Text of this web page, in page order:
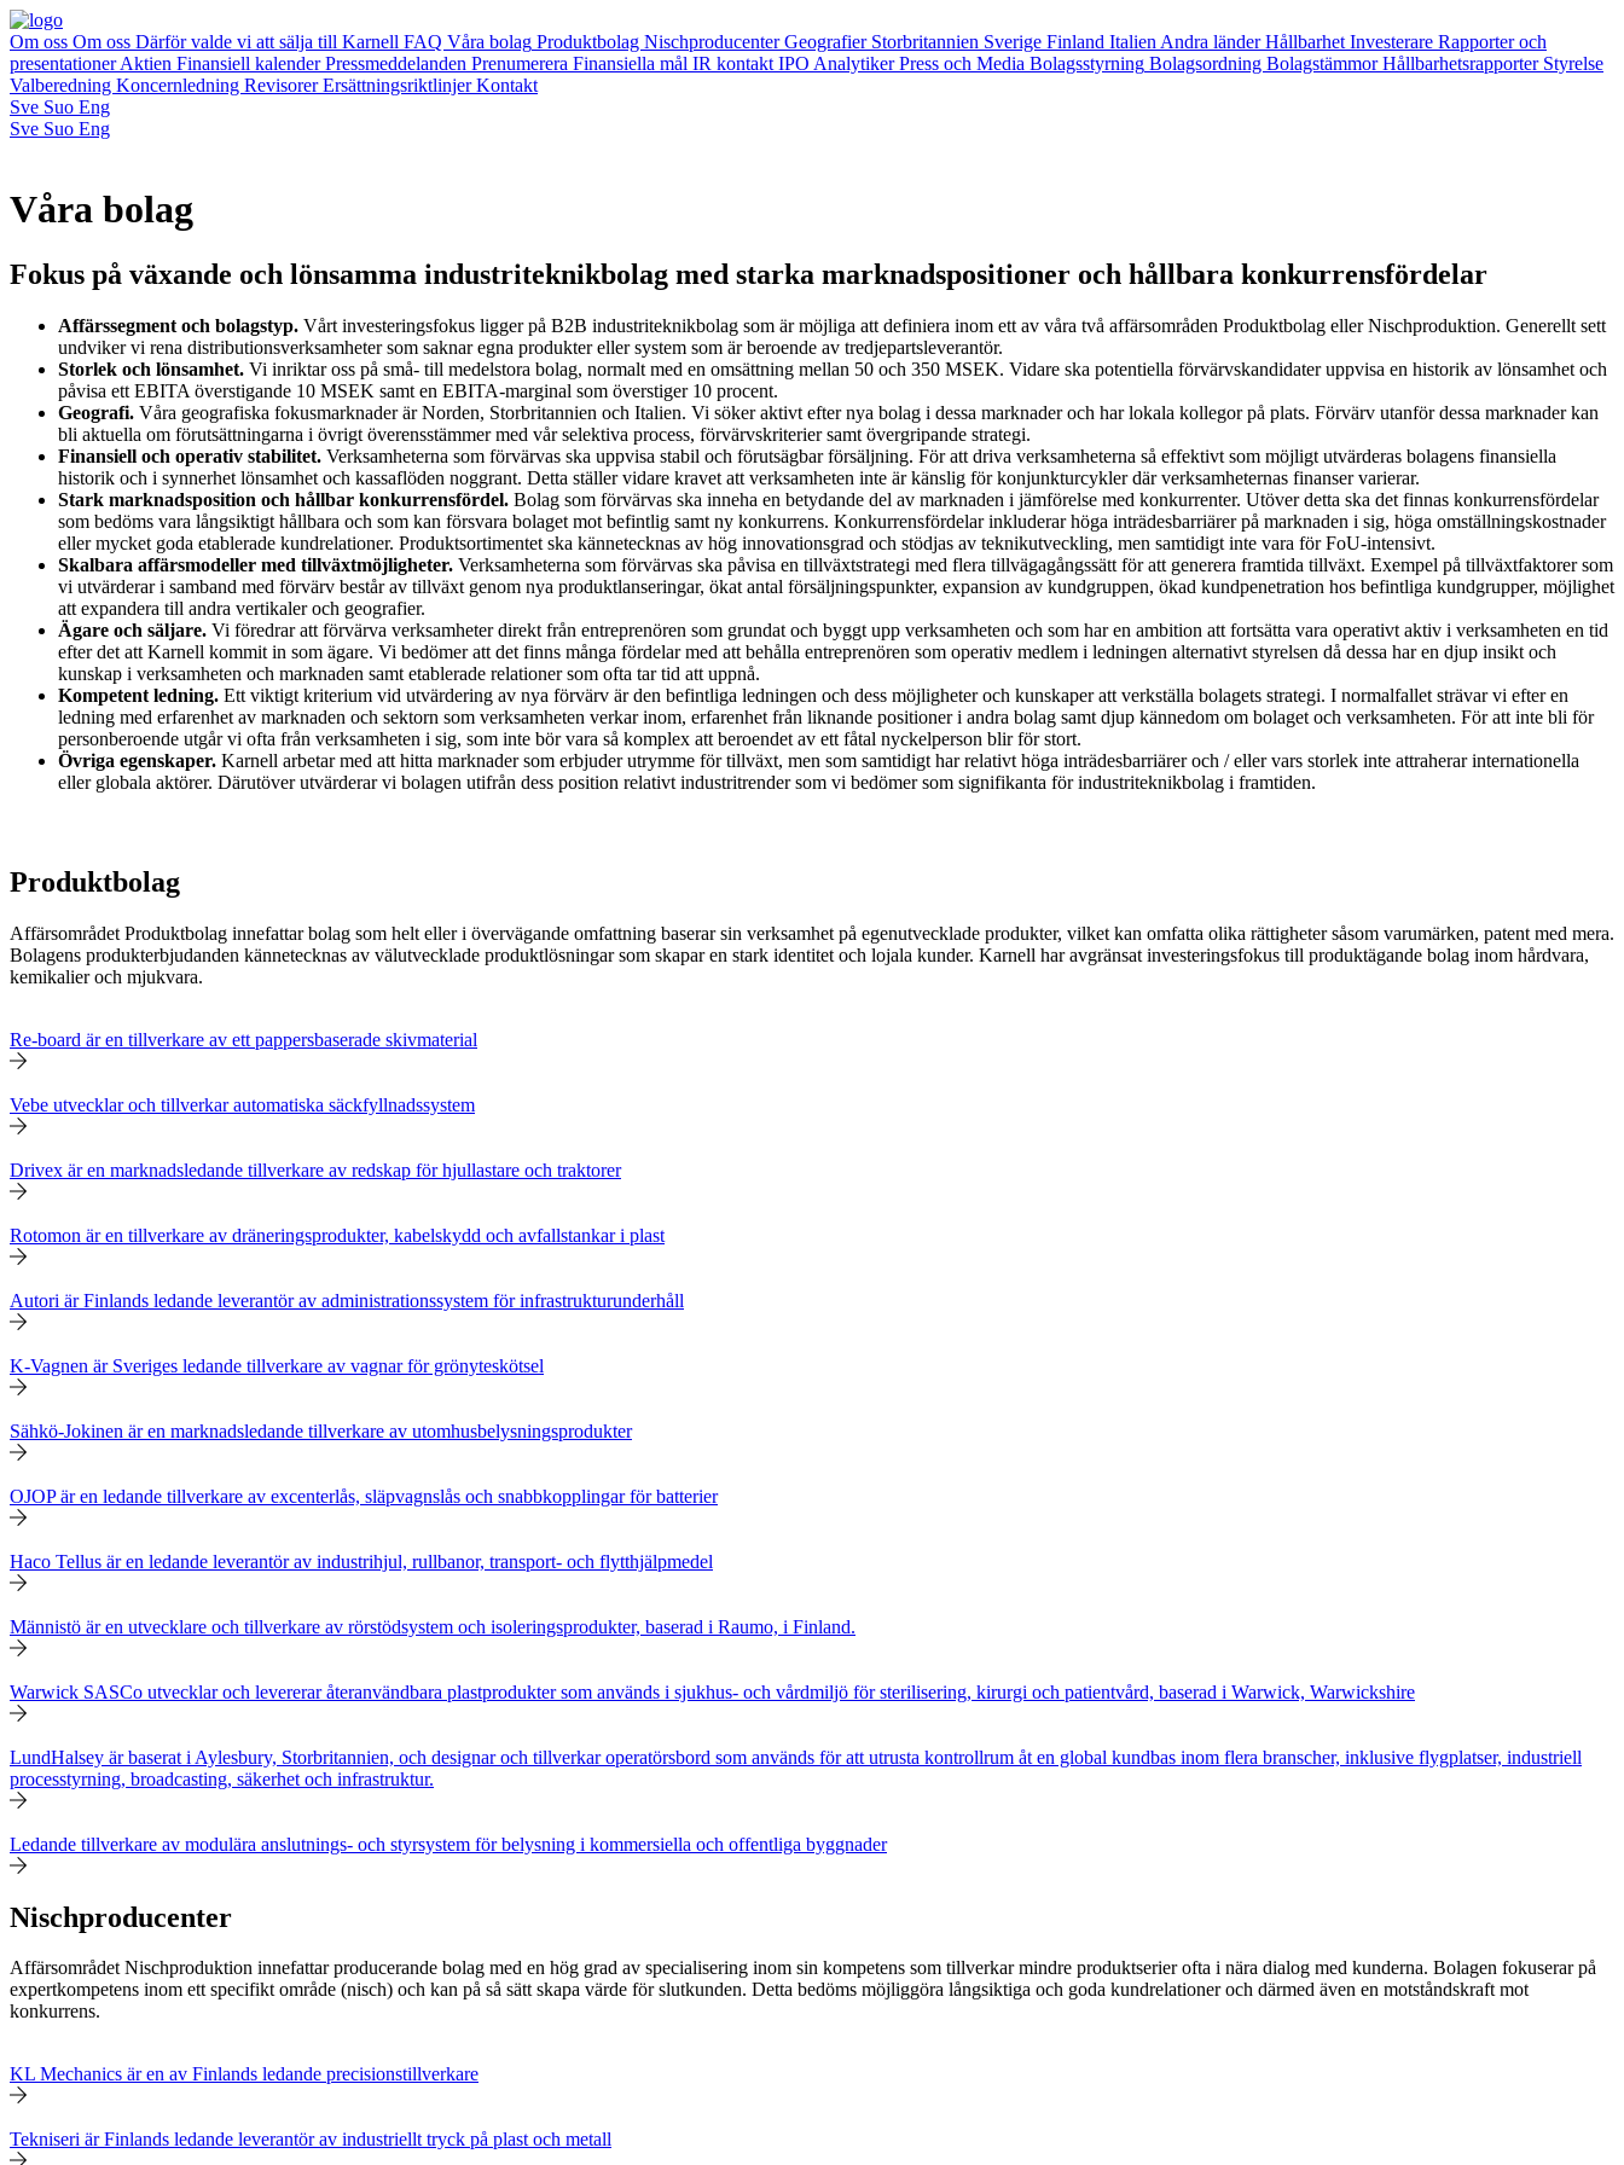
Om oss Om oss Därför valde vi att sälja till Karnell FAQ Våra bolag Produktbolag NischproducenterGeografier Storbritannien Sverige Finland Italien Andra länderHållbarhet Investerare Rapporter och
presentationerAktien Finansiell kalenderPressmeddelanden Prenumerera Finansiella mål IR kontakt IPO AnalytikerPress och Media Bolagsstyrning Bolagsordning BolagstämmorHållbarhetsrapporter Styrelse
Valberedning Koncernledning RevisorerErsättningsriktlinjerKontakt
Sve Suo Eng
Sve Suo Eng
Våra bolag
Fokus på växande och lönsamma industriteknikbolag med starka marknadspositioner och hållbara konkurrensfördelar
Affärssegment och bolagstyp. Vårt investeringsfokus ligger på B2B industriteknikbolag som är möjliga att definiera inom ett av våra två affärsområden Produktbolag eller Nischproduktion. Generellt sett
undviker vi rena distributionsverksamheter som saknar egna produkter eller system som är beroende av tredjepartsleverantör.
Storlek och lönsamhet. Vi inriktar oss på små- till medelstora bolag, normalt med en omsättning mellan 50 och 350 MSEK. Vidare ska potentiella förvärvskandidater uppvisa en historik av lönsamhet och
påvisa ett EBITA överstigande 10 MSEK samt en EBITA-marginal som överstiger 10 procent.
Geografi. Våra geografiska fokusmarknader är Norden, Storbritannien och Italien. Vi söker aktivt efter nya bolag i dessa marknader och har lokala kollegor på plats. Förvärv utanför dessa marknader kan
bli aktuella om förutsättningarna i övrigt överensstämmer med vår selektiva process, förvärvskriterier samt övergripande strategi.
Finansiell och operativ stabilitet. Verksamheterna som förvärvas ska uppvisa stabil och förutsägbar försäljning. För att driva verksamheterna så effektivt som möjligt utvärderas bolagens finansiella
historik och i synnerhet lönsamhet och kassaflöden noggrant. Detta ställer vidare kravet att verksamheten inte är känslig för konjunkturcykler där verksamheternas finanser varierar.
Stark marknadsposition och hållbar konkurrensfördel. Bolag som förvärvas ska inneha en betydande del av marknaden i jämförelse med konkurrenter. Utöver detta ska det finnas konkurrensfördelar
som bedöms vara långsiktigt hållbara och som kan försvara bolaget mot befintlig samt ny konkurrens. Konkurrensfördelar inkluderar höga inträdesbarriärer på marknaden i sig, höga omställningskostnader
eller mycket goda etablerade kundrelationer. Produktsortimentet ska kännetecknas av hög innovationsgrad och stödjas av teknikutveckling, men samtidigt inte vara för FoU-intensivt.
Skalbara affärsmodeller med tillväxtmöjligheter. Verksamheterna som förvärvas ska påvisa en tillväxtstrategi med flera tillvägagångssätt för att generera framtida tillväxt. Exempel på tillväxtfaktorer som
vi utvärderar i samband med förvärv består av tillväxt genom nya produktlanseringar, ökat antal försäljningspunkter, expansion av kundgruppen, ökad kundpenetration hos befintliga kundgrupper, möjlighet
att expandera till andra vertikaler och geografier.
Ägare och säljare. Vi föredrar att förvärva verksamheter direkt från entreprenören som grundat och byggt upp verksamheten och som har en ambition att fortsätta vara operativt aktiv i verksamheten en tid
efter det att Karnell kommit in som ägare. Vi bedömer att det finns många fördelar med att behålla entreprenören som operativ medlem i ledningen alternativt styrelsen då dessa har en djup insikt och
kunskap i verksamheten och marknaden samt etablerade relationer som ofta tar tid att uppnå.
Kompetent ledning. Ett viktigt kriterium vid utvärdering av nya förvärv är den befintliga ledningen och dess möjligheter och kunskaper att verkställa bolagets strategi. I normalfallet strävar vi efter en
ledning med erfarenhet av marknaden och sektorn som verksamheten verkar inom, erfarenhet från liknande positioner i andra bolag samt djup kännedom om bolaget och verksamheten. För att inte bli för
personberoende utgår vi ofta från verksamheten i sig, som inte bör vara så komplex att beroendet av ett fåtal nyckelperson blir för stort.
Övriga egenskaper. Karnell arbetar med att hitta marknader som erbjuder utrymme för tillväxt, men som samtidigt har relativt höga inträdesbarriärer och / eller vars storlek inte attraherar internationella
eller globala aktörer. Därutöver utvärderar vi bolagen utifrån dess position relativt industritrender som vi bedömer som signifikanta för industriteknikbolag i framtiden.
Produktbolag
Affärsområdet Produktbolag innefattar bolag som helt eller i övervägande omfattning baserar sin verksamhet på egenutvecklade produkter, vilket kan omfatta olika rättigheter såsom varumärken, patent med mera.
Bolagens produkterbjudanden kännetecknas av välutvecklade produktlösningar som skapar en stark identitet och lojala kunder. Karnell har avgränsat investeringsfokus till produktägande bolag inom hårdvara,
kemikalier och mjukvara.
Re-board är en tillverkare av ett pappersbaserade skivmaterial
Vebe utvecklar och tillverkar automatiska säckfyllnadssystem
Drivex är en marknadsledande tillverkare av redskap för hjullastare och traktorer
Rotomon är en tillverkare av dräneringsprodukter, kabelskydd och avfallstankar i plast
Autori är Finlands ledande leverantör av administrationssystem för infrastrukturunderhåll
K-Vagnen är Sveriges ledande tillverkare av vagnar för grönyteskötsel
Sähkö-Jokinen är en marknadsledande tillverkare av utomhusbelysningsprodukter
OJOP är en ledande tillverkare av excenterlås, släpvagnslås och snabbkopplingar för batterier
Haco Tellus är en ledande leverantör av industrihjul, rullbanor, transport- och flytthjälpmedel
Männistö är en utvecklare och tillverkare av rörstödsystem och isoleringsprodukter, baserad i Raumo, i Finland.
Warwick SASCo utvecklar och levererar återanvändbara plastprodukter som används i sjukhus- och vårdmiljö för sterilisering, kirurgi och patientvård, baserad i Warwick, Warwickshire
LundHalsey är baserat i Aylesbury, Storbritannien, och designar och tillverkar operatörsbord som används för att utrusta kontrollrum åt en global kundbas inom flera branscher, inklusive flygplatser, industriell
processtyrning, broadcasting, säkerhet och infrastruktur.
Ledande tillverkare av modulära anslutnings- och styrsystem för belysning i kommersiella och offentliga byggnader
Nischproducenter
Affärsområdet Nischproduktion innefattar producerande bolag med en hög grad av specialisering inom sin kompetens som tillverkar mindre produktserier ofta i nära dialog med kunderna. Bolagen fokuserar på
expertkompetens inom ett specifikt område (nisch) och kan på så sätt skapa värde för slutkunden. Detta bedöms möjliggöra långsiktiga och goda kundrelationer och därmed även en motståndskraft mot
konkurrens.
KL Mechanics är en av Finlands ledande precisionstillverkare
Tekniseri är Finlands ledande leverantör av industriellt tryck på plast och metall